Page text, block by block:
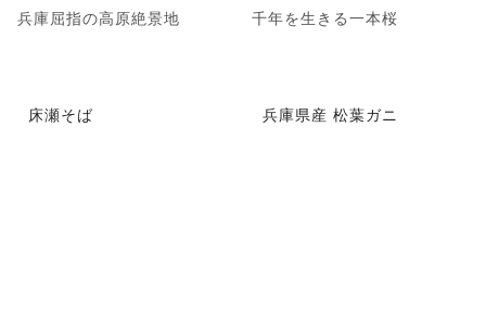
兵庫屈指の高原絶景地 千年を生きる一本桜
床瀬そば 兵庫県産 松葉ガニ